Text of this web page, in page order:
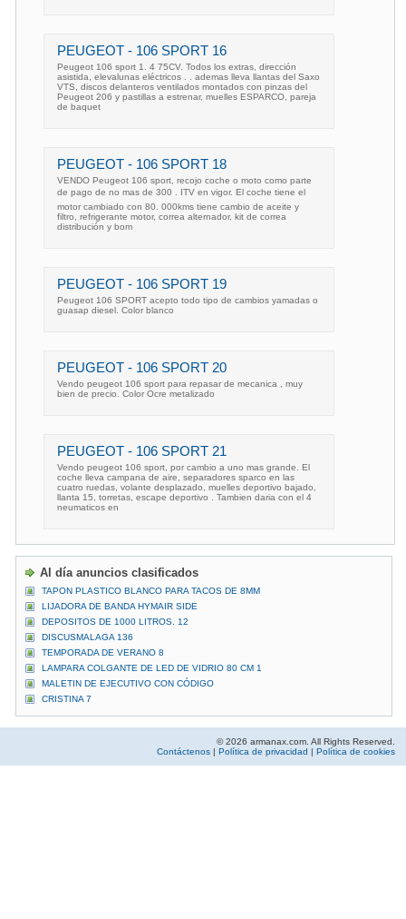
PEUGEOT - 106 SPORT 16
Peugeot 106 sport 1. 4 75CV. Todos los extras, dirección
asistida, elevalunas eléctricos . . ademas lleva llantas del Saxo
VTS, discos delanteros ventilados montados con pinzas del
Peugeot 206 y pastillas a estrenar, muelles ESPARCO, pareja
de baquet
PEUGEOT - 106 SPORT 18
VENDO Peugeot 106 sport, recojo coche o moto como parte
de pago de no mas de 300 . ITV en vigor. El coche tiene el
motor cambiado con 80. 000kms tiene cambio de aceite y
filtro, refrigerante motor, correa alternador, kit de correa
distribución y bom
PEUGEOT - 106 SPORT 19
Peugeot 106 SPORT acepto todo tipo de cambios yamadas o
guasap diesel. Color blanco
PEUGEOT - 106 SPORT 20
Vendo peugeot 106 sport para repasar de mecanica , muy
bien de precio. Color Ocre metalizado
PEUGEOT - 106 SPORT 21
Vendo peugeot 106 sport, por cambio a uno mas grande. El
coche lleva campana de aire, separadores sparco en las
cuatro ruedas, volante desplazado, muelles deportivo bajado,
llanta 15, torretas, escape deportivo . Tambien daria con el 4
neumaticos en
Al día anuncios clasificados
TAPON PLASTICO BLANCO PARA TACOS DE 8MM
LIJADORA DE BANDA HYMAIR SIDE
DEPOSITOS DE 1000 LITROS. 12
DISCUSMALAGA 136
TEMPORADA DE VERANO 8
LAMPARA COLGANTE DE LED DE VIDRIO 80 CM 1
MALETIN DE EJECUTIVO CON CÓDIGO
CRISTINA 7
© 2026 armanax.com. All Rights Reserved.
Contáctenos
Política de privacidad Política de cookies